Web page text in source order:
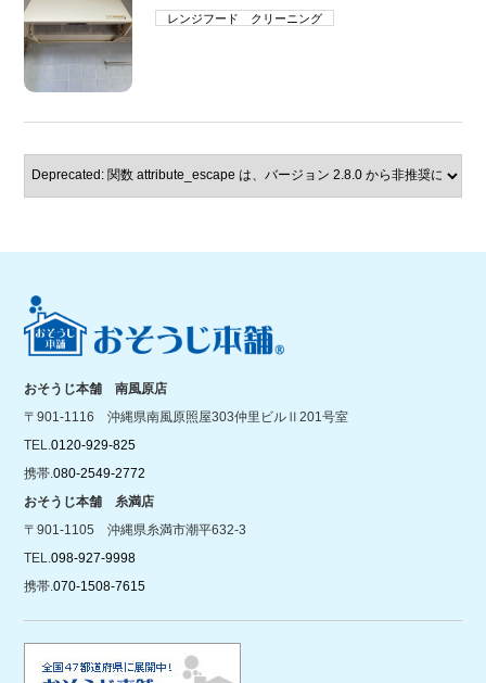
レンジフード クリーニング
おそうじ本舗 南風原店
〒901-1116 沖縄県南風原照屋303仲里ビルⅡ201号室
TEL.0120-929-825
携帯.080-2549-2772
おそうじ本舗 糸満店
〒901-1105 沖縄県糸満市潮平632-3
TEL.098-927-9998
携帯.070-1508-7615